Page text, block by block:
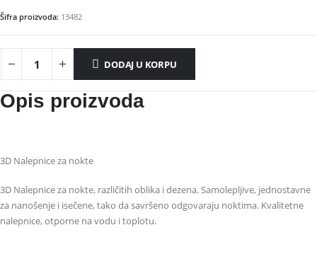
Šifra proizvoda: 13482
DODAJ U KORPU
Opis proizvoda
3D Nalepnice za nokte
3D Nalepnice za nokte, različitih oblika i dezena. Samolepljive, jednostavne
za nanošenje i isečene, tako da savršeno odgovaraju noktima. Kvalitetne
nalepnice, otporne na vodu i toplotu.